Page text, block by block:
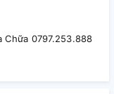
Chữa 0797.253.888